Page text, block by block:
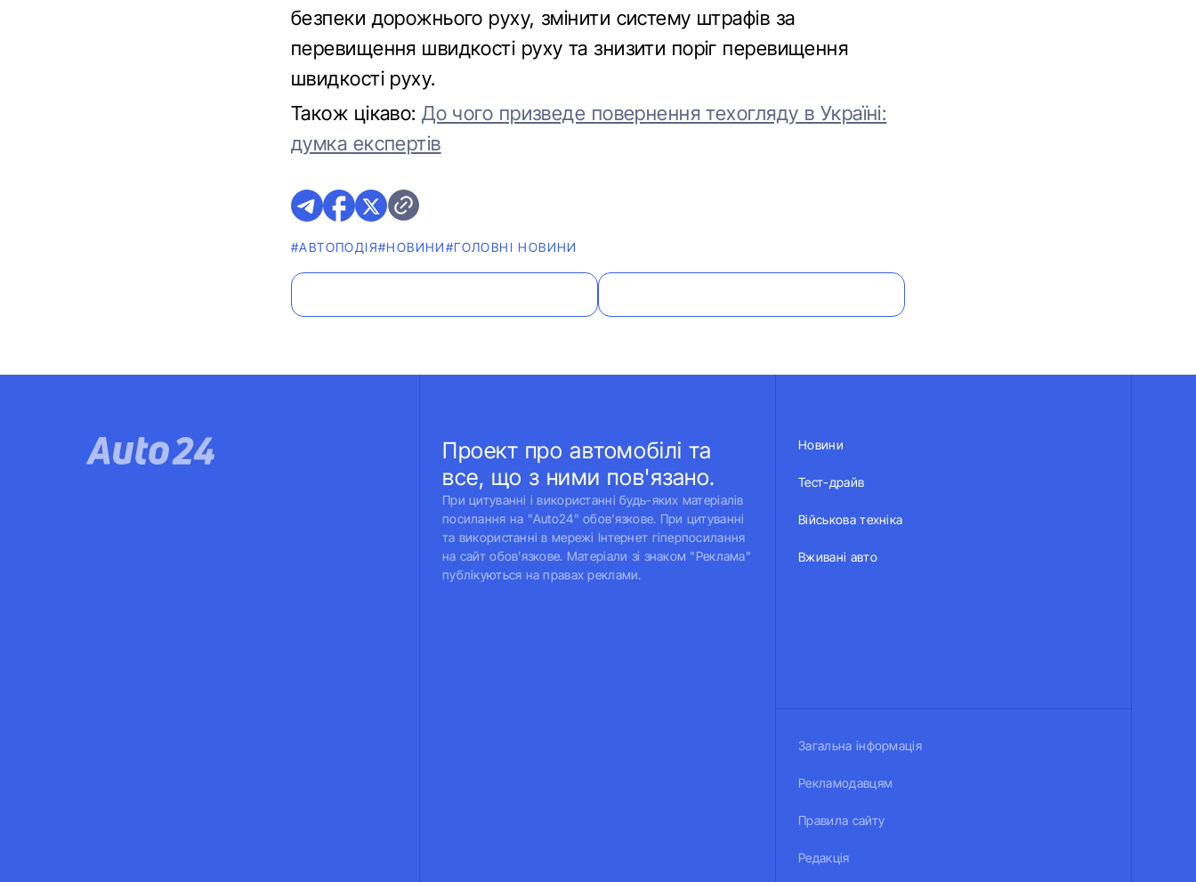
безпеки дорожнього руху, змінити систему штрафів за
перевищення швидкості руху та знизити поріг перевищення
швидкості руху.
Також цікаво:До чого призведе повернення техогляду в Україні:
думка експертів
#АВТОПОДІЯ#НОВИНИ#ГОЛОВНІ НОВИНИ
Проект про автомобілі та
все, що з ними пов'язано.
При цитуванні і використанні будь-яких матеріалів
посилання на "Auto24" обов'язкове. При цитуванні
та використанні в мережі Інтернет гіперпосилання
на сайт обов'язкове. Матеріали зі знаком "Реклама"
публікуються на правах реклами.
Новини
Тест-драйв
Військова техніка
Вживані авто
Загальна інформація
Рекламодавцям
Правила сайту
Редакція